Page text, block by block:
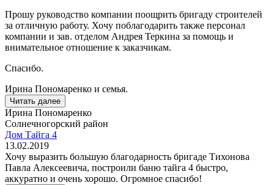
Прошу руководство компании поощрить бригаду строителей
за отличную работу. Хочу поблагодарить также персонал
компании и зав. отделом Андрея Теркина за помощь и
внимательное отношение к заказчикам.
Спасибо.
Ирина Пономаренко и семья.
Читать далее
Ирина Пономаренко
Солнечногорский район
Дом Тайга 4
13.02.2019
Хочу выразить большую благодарность бригаде Тихонова
Павла Алексеевича, построили баню тайга 4 быстро,
аккуратно и очень хорошо. Огромное спасибо!